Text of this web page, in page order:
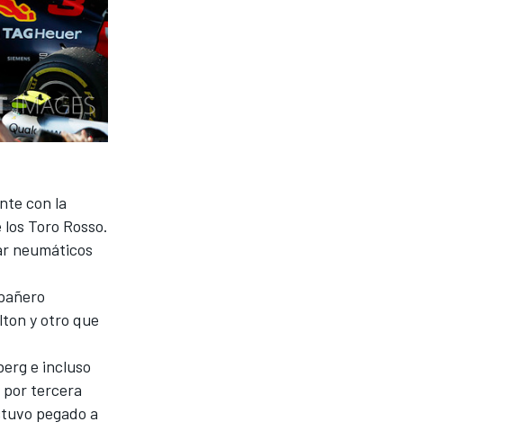
con la
Toro Rosso.
neumáticos
y otro que
e incluso
por tercera
pegado a